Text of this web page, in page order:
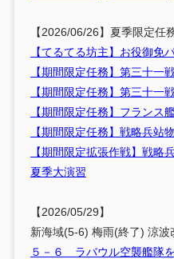
【2026/06/26】夏季限定任
【てるてる坊主】お役御免
【期間限定任務】第三十一
【期間限定任務】第三十一
【期間限定任務】フランス
【期間限定任務】戦略兵站
【期間限定拡張作戦】戦略
夏季大演習
【2026/05/29】
新海域(5-6) 梅雨(終了) 涼波
５－６ ラバウル空襲艦隊